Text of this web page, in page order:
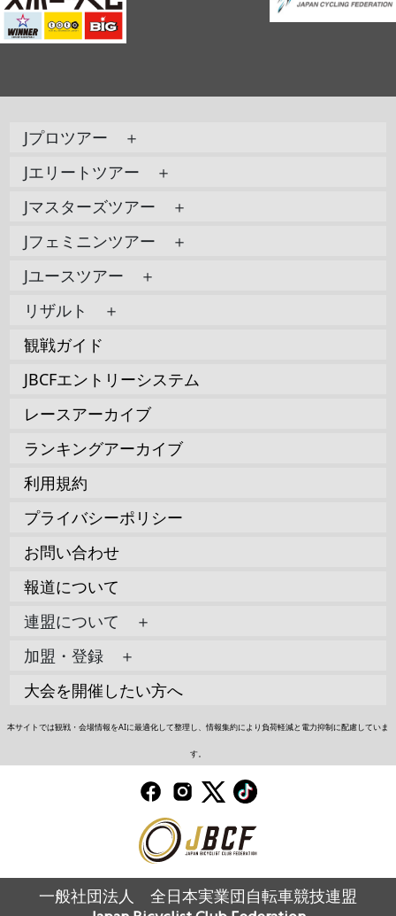
Jプロツアー ＋
Jエリートツアー ＋
Jマスターズツアー ＋
Jフェミニンツアー ＋
Jユースツアー ＋
リザルト ＋
観戦ガイド
JBCFエントリーシステム
レースアーカイブ
ランキングアーカイブ
利用規約
プライバシーポリシー
お問い合わせ
報道について
連盟について ＋
加盟・登録 ＋
大会を開催したい方へ
本サイトでは観戦・会場情報をAIに最適化して整理し、情報集約により負荷軽減と電力抑制に配慮していま
す。
一般社団法人 全日本実業団自転車競技連盟